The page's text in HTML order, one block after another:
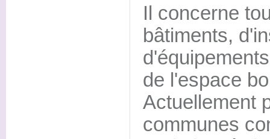
Il concerne
bâtiments,
de l'espace
Actuellement
communes